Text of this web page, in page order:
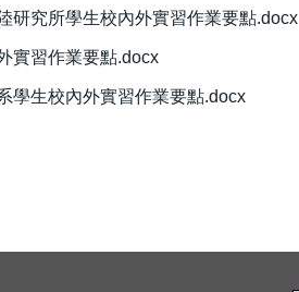
研究所學生校內外實習作業要點.docx
實習作業要點.docx
學生校內外實習作業要點.docx